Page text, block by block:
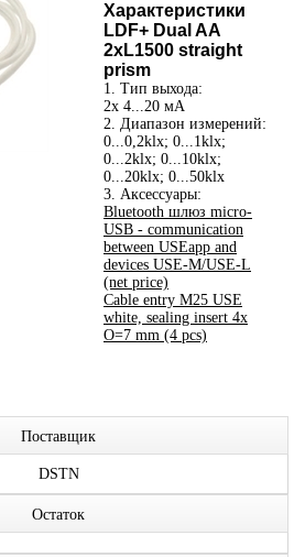
Характеристики
LDF+ Dual AA
2xL1500 straight
prism
1. Тип выхода:
2x 4...20 мА
2. Диапазон измерений:
0...0,2klx; 0...1klx;
0...2klx; 0...10klx;
0...20klx; 0...50klx
3. Аксессуары:
Bluetooth шлюз micro-
USB - communication
between USEapp and
devices USE-M/USE-L
(net price)
Cable entry M25 USE
white, sealing insert 4x
O=7 mm (4 pcs)
Поставщик
DSTN
Остаток